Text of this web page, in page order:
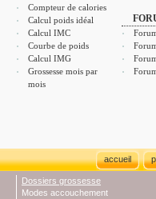
Compteur de calories
Calcul poids idéal
Calcul IMC
Courbe de poids
Calcul IMG
Grossesse mois par
mois
accueil
Dossiers grossesse
Modes accouchement